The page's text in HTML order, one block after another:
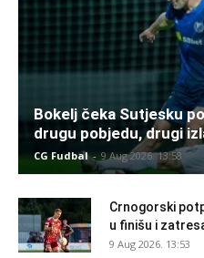
Bokelj čeka Sutjesku
drugu pobjedu, drugi
CG Fudbal - 9 Aug 2026. 13:58
Crnogorski
u finišu i
9 Aug 2026. 13:53